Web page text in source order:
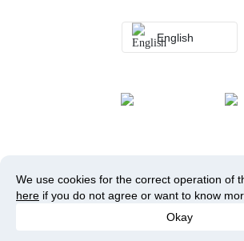
English
We use cookies for the correct operation of
here if you do not agree or want to know
Okay